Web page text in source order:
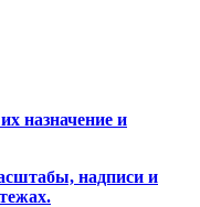
назначение и
надписи и